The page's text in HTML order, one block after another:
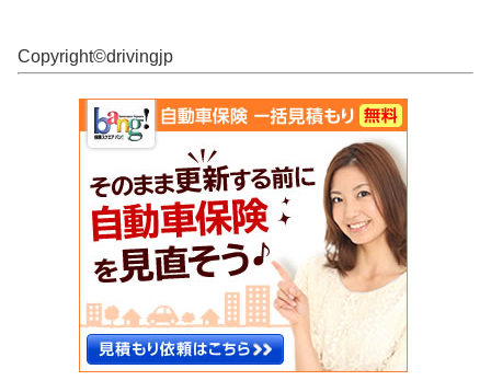
Copyright©︎drivingjp